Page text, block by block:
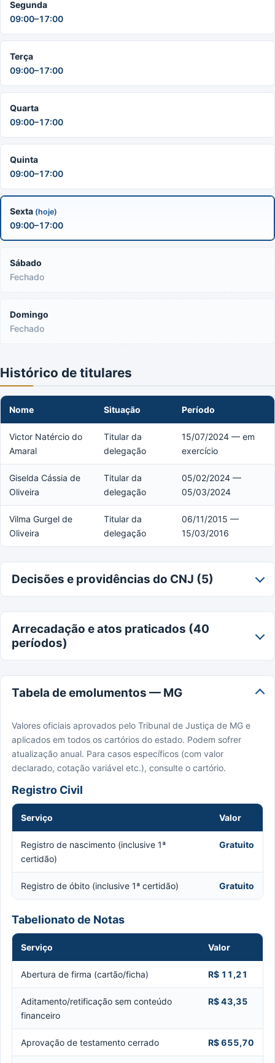
Segunda
09:00–17:00
Terça
09:00–17:00
Quarta
09:00–17:00
Quinta
09:00–17:00
Sexta (hoje)
09:00–17:00
Sábado
Fechado
Domingo
Fechado
Histórico de titulares
Nome Situação Período
Victor Natércio do
Amaral
Titular da
delegação
15/07/2024 — em
exercício
Giselda Cássia de
Oliveira
Titular da
delegação
05/02/2024 —
05/03/2024
Vilma Gurgel de
Oliveira
Titular da
delegação
06/11/2015 —
15/03/2016
Decisões e providências do CNJ (5)
Arrecadação e atos praticados (40
períodos)
Tabela de emolumentos — MG
Valores oficiais aprovados pelo Tribunal de Justiça de MG e
aplicados em todos os cartórios do estado. Podem sofrer
atualização anual. Para casos específicos (com valor
declarado, cotação variável etc.), consulte o cartório.
Registro Civil
Serviço Valor
Registro de nascimento (inclusive 1ª
certidão)
Gratuito
Registro de óbito (inclusive 1ª certidão) Gratuito
Tabelionato de Notas
Serviço Valor
Abertura de firma (cartão/ficha) R$ 11,21
Aditamento/retificação sem conteúdo
financeiro
R$ 43,35
Aprovação de testamento cerrado R$ 655,70